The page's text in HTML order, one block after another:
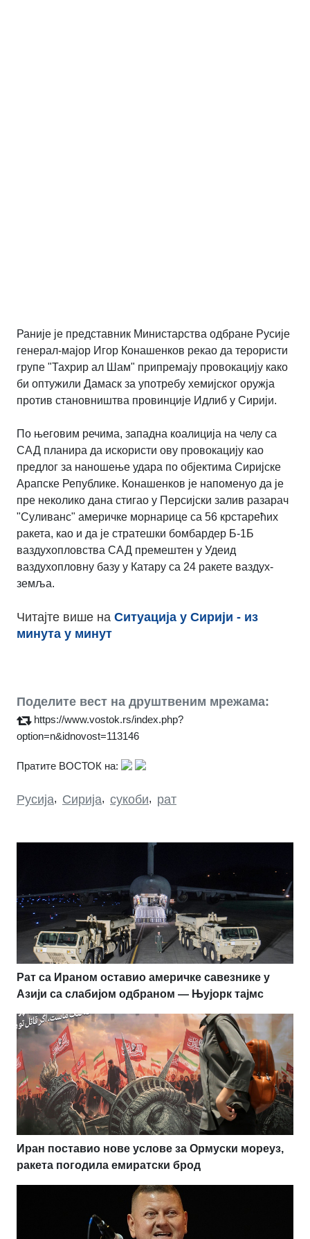
Раније је представник Министарства одбране Русије
генерал-мајор Игор Конашенков рекао да терористи
групе "Тахрир ал Шам" припремају провокацију како
би оптужили Дамаск за употребу хемијског оружја
против становништва провинције Идлиб у Сирији.
По његовим речима, западна коалиција на челу са
САД планира да искористи ову провокацију као
предлог за наношење удара по објектима Сиријске
Арапске Републике. Конашенков је напоменуо да је
пре неколико дана стигао у Персијски залив разарач
"Суливанс" америчке морнарице са 56 крстарећих
ракета, као и да је стратешки бомбардер Б-1Б
ваздухопловства САД премештен у Удеид
ваздухопловну базу у Катару са 24 ракете ваздух-
земља.
Читајте више на Ситуација у Сирији - из
минута у минут
Поделите вест на друштвеним мрежама:
https://www.vostok.rs/index.php?
option=n&idnovost=113146
Пратите ВОСТОК на:
Русија, Сирија, сукоби, рат
Рат са Ираном оставио америчке савезнике у
Азији са слабијом одбраном — Њујорк тајмс
Иран поставио нове услове за Ормуски мореуз,
ракета погодила емиратски брод